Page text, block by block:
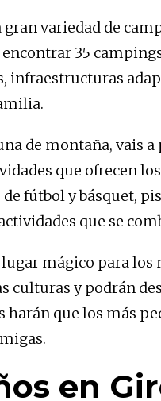
variedad de
35
de montaña, vais
que ofrecen
fútbol y básquet,
que se
mágico para los
culturas y podrán
que los más
en